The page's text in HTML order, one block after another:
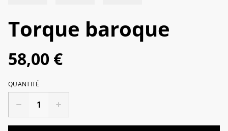
Torque baroque
58,00 €
QUANTITÉ